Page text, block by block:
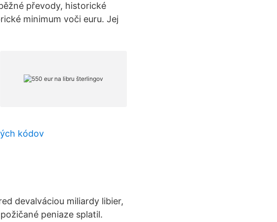
převody, historické
minimum voči euru. Jej
kódov
devalváciou miliardy libier,
peniaze splatil.